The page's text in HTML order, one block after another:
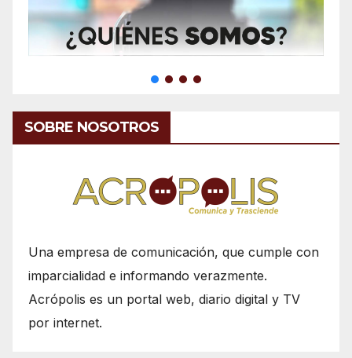
SOBRE NOSOTROS
Una empresa de comunicación, que cumple con
imparcialidad e informando verazmente.
Acrópolis es un portal web, diario digital y TV
por internet.